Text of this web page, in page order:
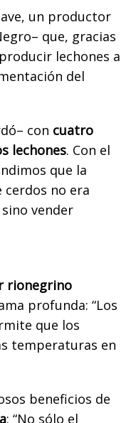
un productor
que, gracias
lechones a
del
con cuatro
lechones. Con el
que la
cerdos no era
vender
rionegrino
profunda: “Los
que los
temperaturas en
beneficios de
: “No sólo el